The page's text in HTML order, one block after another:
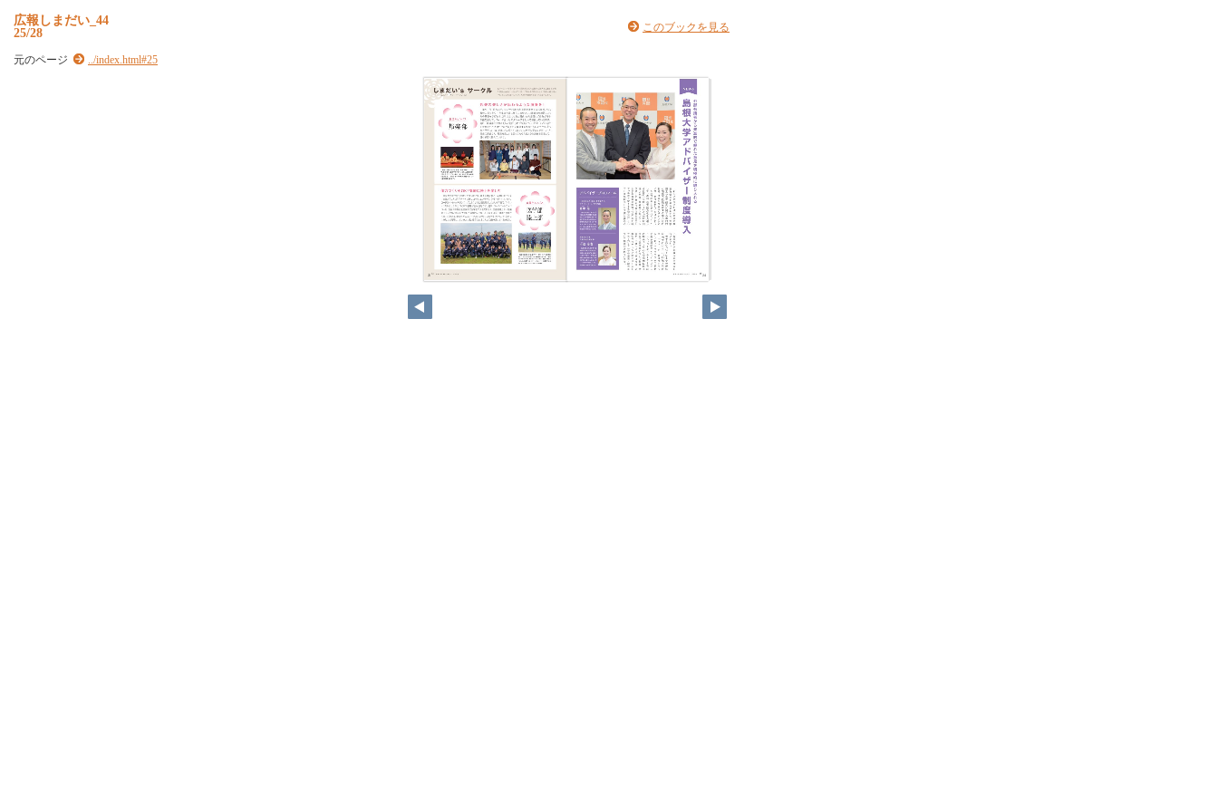
25 24
広報しまだい_44
25/28
元のページ ../index.html#25
このブックを見る